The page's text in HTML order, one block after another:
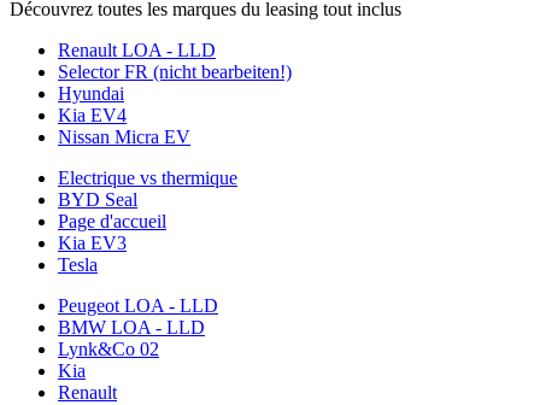
Découvrez toutes les marques du leasing tout inclus
Renault LOA - LLD
Selector FR (nicht bearbeiten!)
Hyundai
Kia EV4
Nissan Micra EV
Electrique vs thermique
BYD Seal
Page d'accueil
Kia EV3
Tesla
Peugeot LOA - LLD
BMW LOA - LLD
Lynk&Co 02
Kia
Renault